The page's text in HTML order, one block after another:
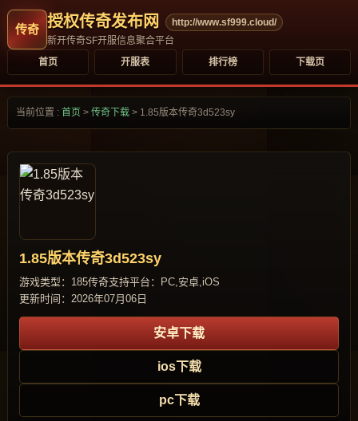
授权传奇发布网
http://www.sf999.cloud/
新开传奇SF开服信息聚合平台
首页
开服表 排行榜 下载页
当前位置 : 首页 > 传奇下载 > 1.85版本传奇3d523sy
1.85版本传奇3d523sy
游戏类型：185传奇支持平台：PC,安卓,iOS
更新时间：2026年07月06日
安卓下载
ios下载
pc下载